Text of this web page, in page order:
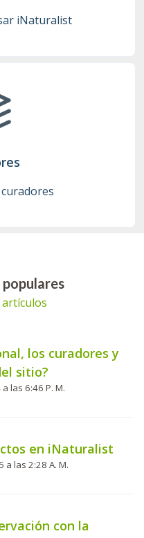
iNaturalist
los curadores y
sitio?
Modificado el Mié., 2 Oct., 2024 a las 6:46 P. M.
en iNaturalist
Modificado el Mar., 4 Mar., 2025 a las 2:28 A. M.
con la